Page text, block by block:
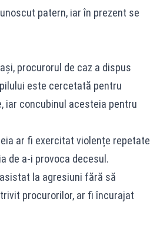
patern, iar în prezent se
procurorul de caz a dispus
este cercetată pentru
iar concubinul acesteia pentru
ar fi exercitat violențe repetate
de a-i provoca decesul.
la agresiuni fără să
procurorilor, ar fi încurajat